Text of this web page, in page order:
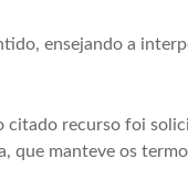
ensejando a
citado recurso foi
que manteve os